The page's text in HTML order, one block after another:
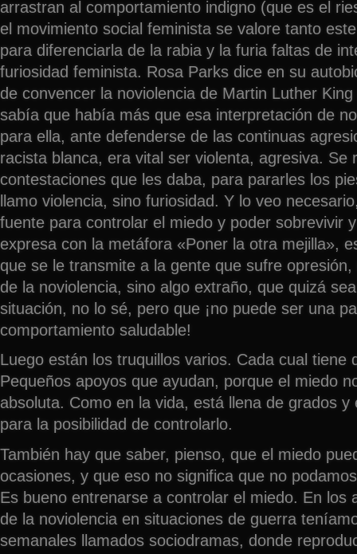
arrastran al comportamiento indigno (que es el
el movimiento social feminista se valore tanto
para diferenciarla de la rabia y la furia faltas de
furiosidad feminista. Rosa Parks dice en su
de convencer la noviolencia de Martin Luther
sabía que había más que esa interpretación de
para ella, ante defenderse de las continuas
racista blanca, era vital ser violenta, agresiva. Se
contestaciones que les daba, para pararles los
llamo violencia, sino furiosidad. Y lo veo
fuente para controlar el miedo y poder sobrevivir
expresa con la metáfora «Poner la otra mejilla»,
que se le transmite a la gente que sufre
de la noviolencia, sino algo extraño, que quizá
situación, no lo sé, pero que ¡no puede ser una
comportamiento saludable!
Luego están los truquillos varios. Cada cual tiene
Pequeños apoyos que ayudan, porque el miedo
absoluta. Como en la vida, está llena de grados
para la posibilidad de controlarlo.
También hay que saber, pienso, que el miedo
ocasiones, y que eso no significa que no
Es bueno entrenarse a controlar el miedo. En los
de la noviolencia en situaciones de guerra
semanales llamados sociodramas, donde